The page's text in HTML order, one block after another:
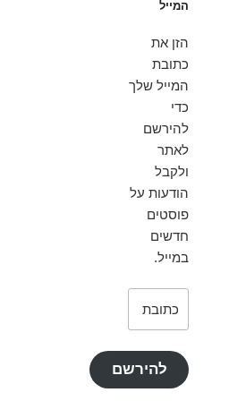
המייל
הזן את
כתובת
המייל שלך
כדי
להירשם
לאתר
ולקבל
הודעות על
פוסטים
חדשים
במייל.
דואר
להירשם